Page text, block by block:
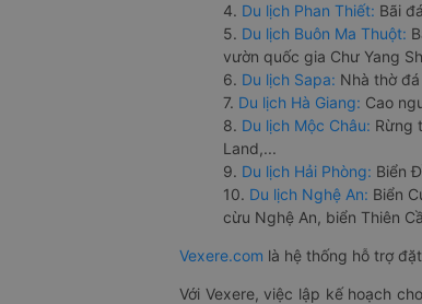
4. Du lịch Phan Thiết: Bãi
5. Du lịch Buôn Ma Thuột:
vườn quốc gia Chư Yang
6. Du lịch Sapa: Nhà thờ
7. Du lịch Hà Giang: Cao
8. Du lịch Mộc Châu: Rừng
Land,...
9. Du lịch Hải Phòng: Biển
10. Du lịch Nghệ An: Biển
cừu Nghệ An, biển Thiên
Vexere.com là hệ thống hỗ trợ
Với Vexere, việc lập kế hoạch